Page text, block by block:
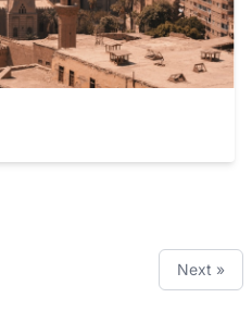
Next »